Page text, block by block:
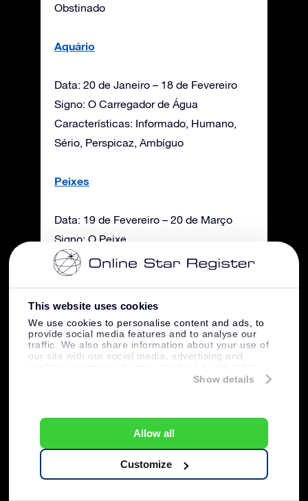
This website uses cookies
We use cookies to personalise content and ads, to
provide social media features and to analyse our
traffic. We also share information about your use of
our site with our social media, advertising and
information that you’ve provided to them or that
Show details
Allow all
Customize
Obstinado
Aquário
Data: 20 de Janeiro – 18 de Fevereiro
Signo: O Carregador de Água
Características: Informado, Humano,
Sério, Perspicaz, Ambíguo
Peixes
Data: 19 de Fevereiro – 20 de Março
Signo: O Peixe
Características: Flutuante, Profundo,
Imaginativo, Reativo, Indeciso
Créditos de imagem: Pixabay